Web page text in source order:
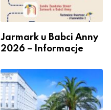
Jarmark u Babci Anny
2026 – Informacje